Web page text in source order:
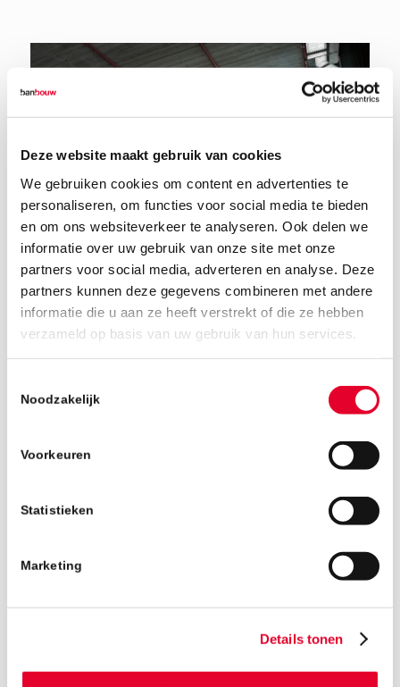
Deze website maakt gebruik van cookies
We gebruiken cookies om content en advertenties te
personaliseren, om functies voor social media te bieden
en om ons websiteverkeer te analyseren. Ook delen we
informatie over uw gebruik van onze site met onze
partners voor social media, adverteren en analyse. Deze
partners kunnen deze gegevens combineren met andere
informatie die u aan ze heeft verstrekt of die ze hebben
verzameld op basis van uw gebruik van hun services.
Noodzakelijk
Voorkeuren
Statistieken
Marketing
Details tonen
5 juni 2019